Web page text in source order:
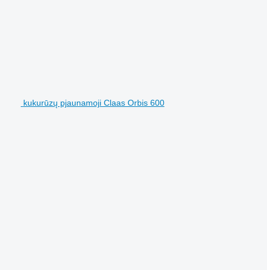
kukurūzų pjaunamoji Claas Orbis 600